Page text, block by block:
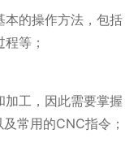
本的操作方法，包括
等；
工，因此需要掌握
常用的CNC指令；